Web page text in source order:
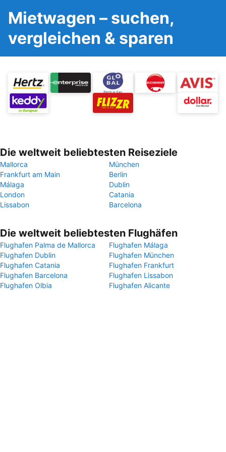
Mietwagen – suchen,
vergleichen & sparen
Die weltweit beliebtesten Reiseziele
Mallorca
München
Frankfurt am Main
Berlin
Málaga
Dublin
London
Catania
Lissabon
Barcelona
Die weltweit beliebtesten Flughäfen
Flughafen Palma de Mallorca
Flughafen Málaga
Flughafen Dublin
Flughafen München
Flughafen Catania
Flughafen Frankfurt
Flughafen Barcelona
Flughafen Lissabon
Flughafen Olbia
Flughafen Alicante